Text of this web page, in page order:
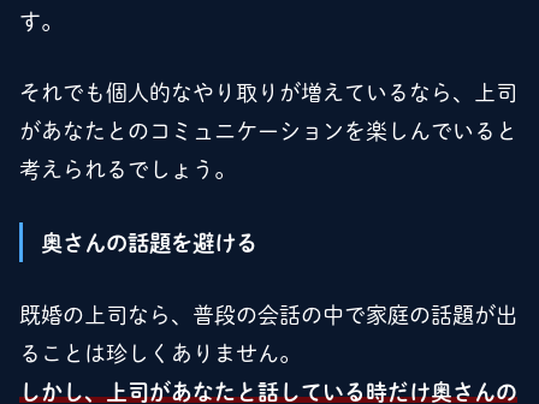
す。
それでも個人的なやり取りが増えているなら、上司
があなたとのコミュニケーションを楽しんでいると
考えられるでしょう。
奥さんの話題を避ける
既婚の上司なら、普段の会話の中で家庭の話題が出
ることは珍しくありません。
しかし、上司があなたと話している時だけ奥さんの